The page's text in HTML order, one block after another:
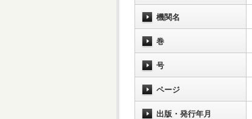
機関名
巻
号
ページ
出版・発行年月